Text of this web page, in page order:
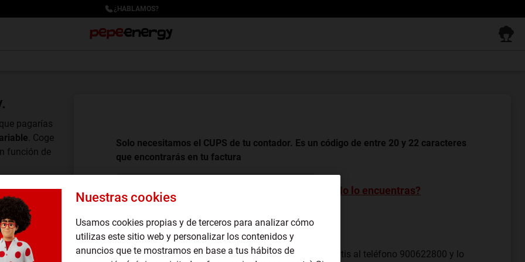
¿HABLAMOS?
pagarías
. Coge
función de
Solo necesitamos el CUPS de tu contador. Es un código de entre 20 y 22 caracteres
que encontrarás en tu factura
Introduce tu CUPS ¿No lo encuentras?
CALCULA TU PRECIO
¿No tienes una factura a mano? Puedes llamarnos gratis al teléfono 900622800 y lo
Nuestras cookies
Usamos cookies propias y de terceros para analizar cómo
utilizas este sitio web y personalizar los contenidos y
anuncios que te mostramos en base a tus hábitos de